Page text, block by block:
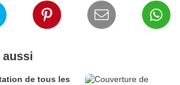
aussi
de tous les